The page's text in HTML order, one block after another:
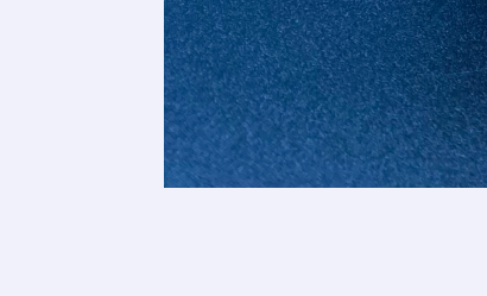
Nom
Prénom
Statut /
Nom